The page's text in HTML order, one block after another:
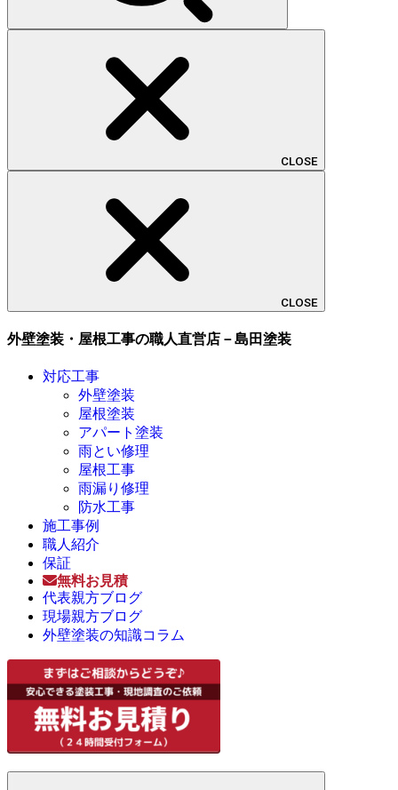
CLOSE
CLOSE
外壁塗装・屋根工事の職人直営店－島田塗装
対応工事
外壁塗装
屋根塗装
アパート塗装
雨とい修理
屋根工事
雨漏り修理
防水工事
施工事例
職人紹介
保証
無料お見積
代表親方ブログ
現場親方ブログ
外壁塗装の知識コラム